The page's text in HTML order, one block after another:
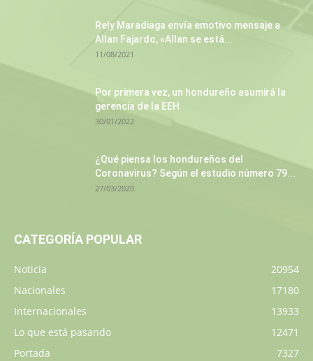
Rely Maradiaga envía emotivo mensaje a
Allan Fajardo, «Allan se está...
11/08/2021
Por primera vez, un hondureño asumirá la
gerencia de la EEH
30/01/2022
¿Qué piensa los hondureños del
Coronavirus? Según el estudio número 79...
27/03/2020
CATEGORÍA POPULAR
Noticia
20954
Nacionales
17180
Internacionales
13933
Lo que está pasando
12471
Portada
7327